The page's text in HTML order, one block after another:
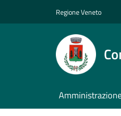
Regione Veneto